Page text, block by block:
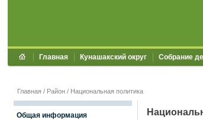
Главная Кунашакский округ Собрание
Главная / Район / Национальная политика
Общая информация